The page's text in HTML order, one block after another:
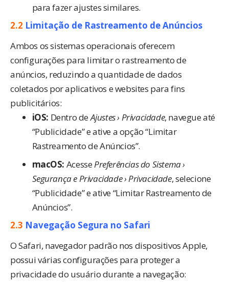
para fazer ajustes similares.
2.2 Limitação de Rastreamento de Anúncios
Ambos os sistemas operacionais oferecem
configurações para limitar o rastreamento de
anúncios, reduzindo a quantidade de dados
coletados por aplicativos e websites para fins
publicitários:
iOS: Dentro deAjustes › Privacidade, navegue até
“Publicidade” e ative a opção “Limitar
Rastreamento de Anúncios”.
macOS: AcessePreferências do Sistema ›
Segurança e Privacidade › Privacidade, selecione
“Publicidade” e ative “Limitar Rastreamento de
Anúncios”.
2.3 Navegação Segura no Safari
O Safari, navegador padrão nos dispositivos Apple,
possui várias configurações para proteger a
privacidade do usuário durante a navegação: